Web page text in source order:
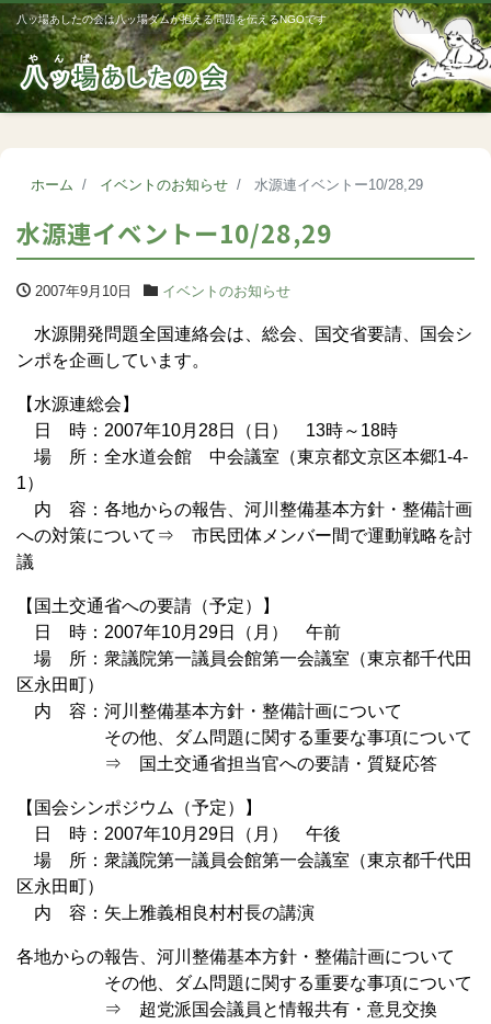
八ッ場あしたの会は八ッ場ダムが抱える問題を伝えるNGOです
ホーム イベントのお知らせ 水源連イベントー10/28,29
水源連イベントー10/28,29
2007年9月10日 イベントのお知らせ
水源開発問題全国連絡会は、総会、国交省要請、国会シ
ンポを企画しています。
【水源連総会】
日 時：2007年10月28日（日） 13時～18時
場 所：全水道会館 中会議室（東京都文京区本郷1-4-
1）
内 容：各地からの報告、河川整備基本方針・整備計画
への対策について⇒ 市民団体メンバー間で運動戦略を討
議
【国土交通省への要請（予定）】
日 時：2007年10月29日（月） 午前
場 所：衆議院第一議員会館第一会議室（東京都千代田
区永田町）
内 容：河川整備基本方針・整備計画について
その他、ダム問題に関する重要な事項について
⇒ 国土交通省担当官への要請・質疑応答
【国会シンポジウム（予定）】
日 時：2007年10月29日（月） 午後
場 所：衆議院第一議員会館第一会議室（東京都千代田
区永田町）
内 容：矢上雅義相良村村長の講演
各地からの報告、河川整備基本方針・整備計画について
その他、ダム問題に関する重要な事項について
⇒ 超党派国会議員と情報共有・意見交換